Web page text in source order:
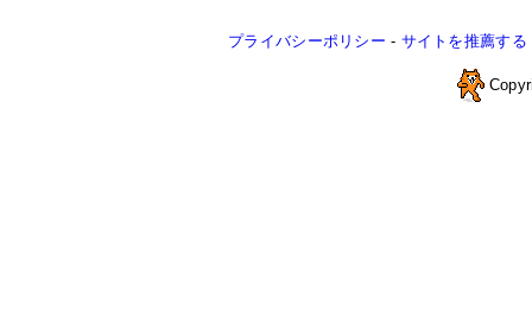
プライバシーポリシー - サイトを推薦する